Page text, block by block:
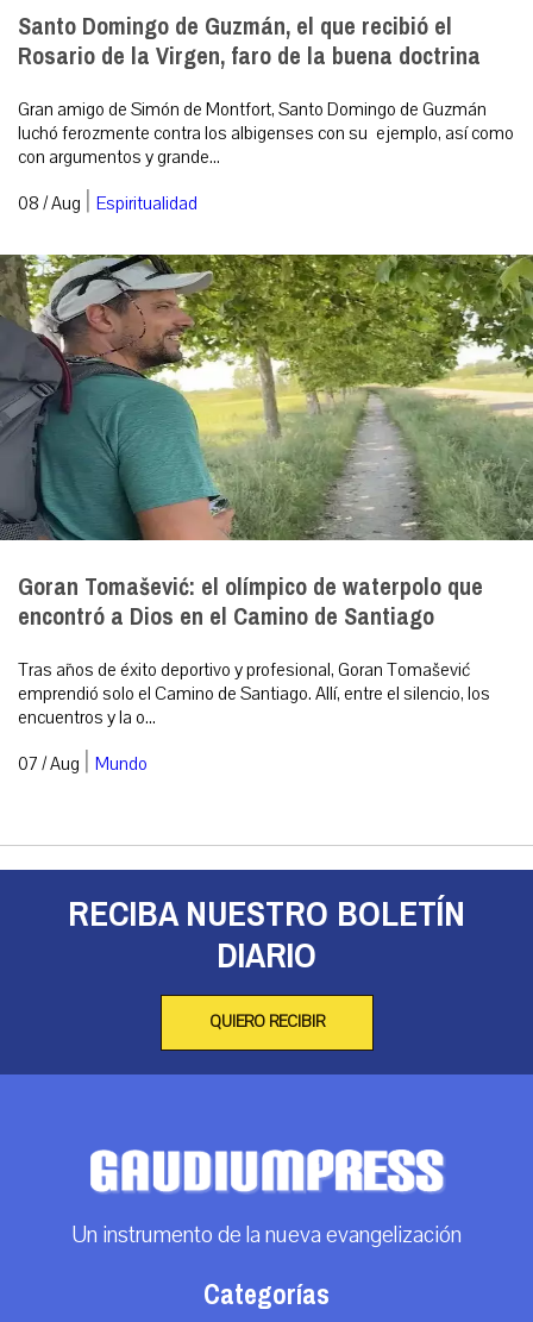
Santo Domingo de Guzmán, el que recibió el
Rosario de la Virgen, faro de la buena doctrina
Gran amigo de Simón de Montfort, Santo Domingo de Guzmán
luchó ferozmente contra los albigenses con su ejemplo, así como
con argumentos y grande...
08 / Aug | Espiritualidad
Goran Tomašević: el olímpico de waterpolo que
encontró a Dios en el Camino de Santiago
Tras años de éxito deportivo y profesional, Goran Tomašević
emprendió solo el Camino de Santiago. Allí, entre el silencio, los
encuentros y la o...
07 / Aug | Mundo
RECIBA NUESTRO BOLETÍN
DIARIO
QUIERO RECIBIR
Un instrumento de la nueva evangelización
Categorías